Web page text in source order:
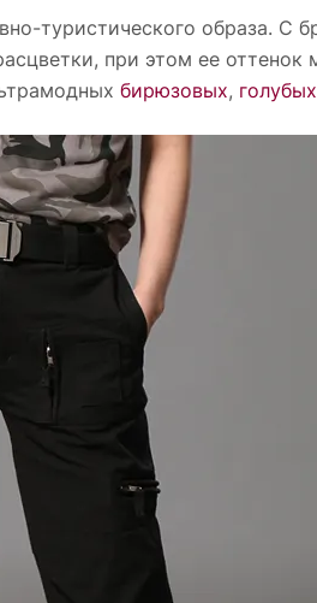
туристического образа. С
при этом ее
бирюзовых, голубых